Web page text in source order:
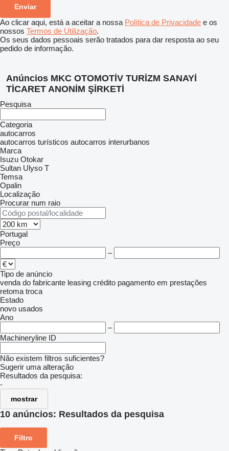
Ao clicar aqui, está a aceitar a nossa Política de Privacidade e os
nossos Termos de Utilização.
Os seus dados pessoais serão tratados para dar resposta ao seu
pedido de informação.
Anúncios MKC OTOMOTİV TURİZM SANAYİ
TİCARET ANONİM ŞİRKETİ
Pesquisa
Categoria
autocarros
autocarros turísticos autocarros interurbanos
Marca
Isuzu Otokar
Sultan Ulyso T
Temsa
Opalin
Localização
Procurar num raio
Portugal
Preço
–
Tipo de anúncio
venda do fabricante leasing crédito pagamento em prestações
retoma troca
Estado
novo usados
Ano
–
Machineryline ID
Não existem filtros suficientes?
Sugerir uma alteração
Resultados da pesquisa:
-
mostrar
10 anúncios: Resultados da pesquisa
Filtro